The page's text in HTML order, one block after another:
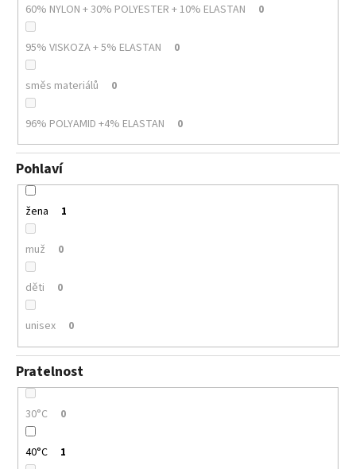
60% NYLON + 30% POLYESTER + 10% ELASTAN 0
95% VISKOZA + 5% ELASTAN 0
směs materiálů 0
96% POLYAMID +4% ELASTAN 0
Pohlaví
žena 1
muž 0
děti 0
unisex 0
Pratelnost
30°C 0
40°C 1